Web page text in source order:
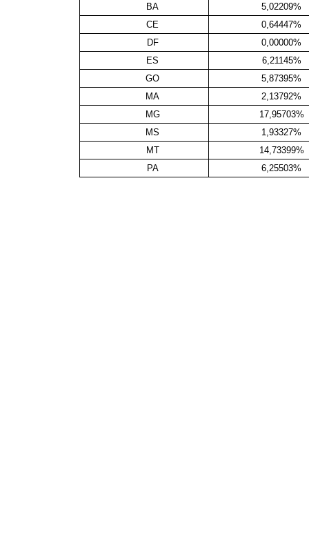
BA
5,02209%
CE
0,64447%
DF
0,00000%
ES
6,21145%
GO
5,87395%
MA
2,13792%
MG
17,95703%
MS
1,93327%
MT
14,73399%
PA
6,25503%